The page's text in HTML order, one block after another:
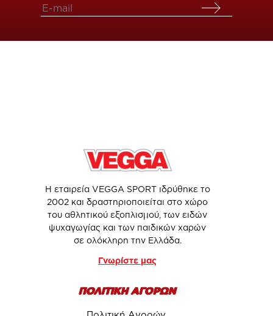
Η εταιρεία VEGGA SPORT ιδρύθηκε το
2002 και δραστηριοποιείται στο χώρο
του αθλητικού εξοπλισμού, των ειδών
ψυχαγωγίας και των παιδικών χαρών
σε ολόκληρη την Ελλάδα.
Γνωρίστε μας
ΠΟΛΙΤΙΚΗ ΑΓΟΡΩΝ